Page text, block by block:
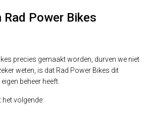
Rad Power Bikes
precies gemaakt worden, durven we niet
weten, is dat Rad Power Bikes dit
beheer heeft.
het volgende: